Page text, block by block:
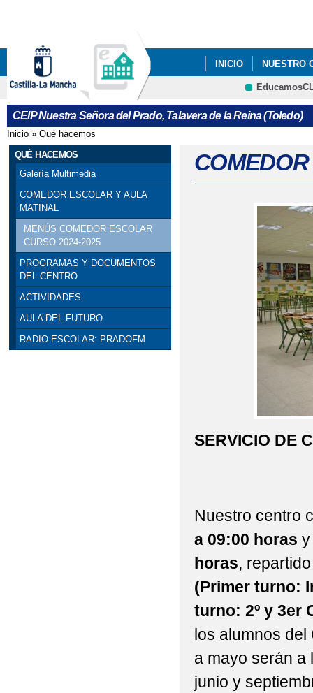
INICIO NUESTRO
CRFP
CEIP Nuestra Señora del Prado, Talavera de la Reina (Toledo)
Se encuentra usted aquí
Inicio » Qué hacemos
QUÉ HACEMOS
Galería Multimedia
COMEDOR ESCOLAR Y AULA
MATINAL
MENÚS COMEDOR ESCOLAR
CURSO 2024-2025
PROGRAMAS Y DOCUMENTOS
DEL CENTRO
ACTIVIDADES
AULA DEL FUTURO
RADIO ESCOLAR: PRADOFM
SERVICIO DE
Nuestro centro
a 09:00 horas
horas,
(Primer turno:
turno: 2º y 3er
los alumnos
a mayo serán a
junio y